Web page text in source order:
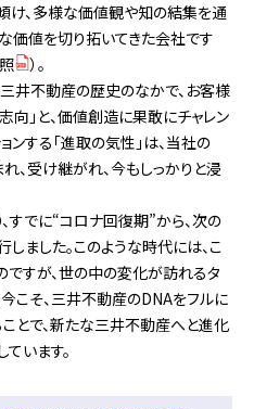
、多様な価値観や知の結集を通
価値を切り拓いてきた会社です
）。
井不動産の歴史のなかで、お客様
向」と、価値創造に果敢にチャレン
する「進取の気性」は、当社の
、受け継がれ、今もしっかりと浸
すでに“コロナ回復期”から、次の
ました。このような時代には、こ
すが、世の中の変化が訪れるタ
こそ、三井不動産のDNAをフルに
とで、新たな三井不動産へと進化
います。